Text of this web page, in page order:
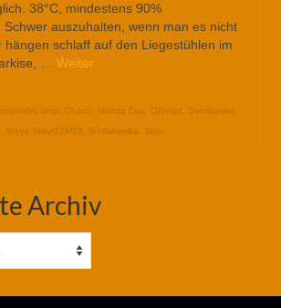
38°C, mindestens 90%
Schwer auszuhalten, wenn man es nicht
hängen schlaff auf den Liegestühlen im
… Weiter
Gran Chaco Honda Dax Offroad Overlander,
Steyr, Steyr12M18 Südamerika Tapir
Archiv